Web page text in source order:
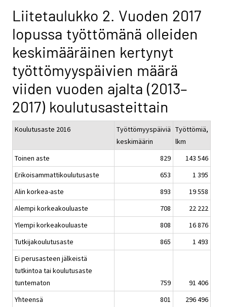
Liitetaulukko 2. Vuoden 2017
lopussa työttömänä olleiden
keskimääräinen kertynyt
työttömyyspäivien määrä
viiden vuoden ajalta (2013–
2017) koulutusasteittain
Koulutusaste 2016
Työttömyyspäiviä
keskimäärin
Työttömiä,
lkm
Toinen aste
829
143 546
Erikoisammattikoulutusaste
653
1 395
Alin korkea-aste
893
19 558
Alempi korkeakouluaste
708
22 222
Ylempi korkeakouluaste
808
16 876
Tutkijakoulutusaste
865
1 493
Ei perusasteen jälkeistä
tutkintoa tai koulutusaste
tuntematon
759
91 406
Yhteensä
801 296 496